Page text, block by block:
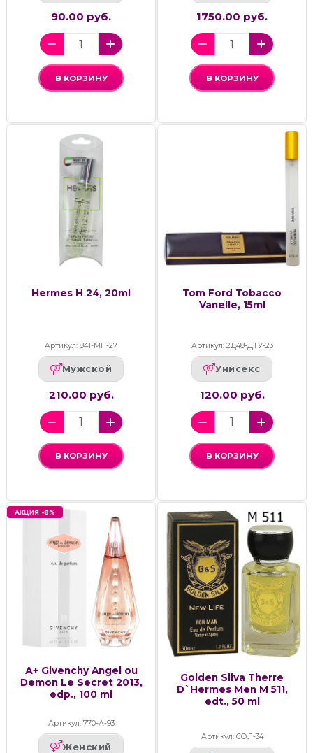
90.00 руб.
В КОРЗИНУ
1750.00 руб.
В КОРЗИНУ
Hermes H 24, 20ml
Артикул: 841-МП-27
Мужской
210.00 руб.
В КОРЗИНУ
Tom Ford Tobacco
Vanelle, 15ml
Артикул: 2Д48-ДТУ-23
Унисекс
120.00 руб.
В КОРЗИНУ
АКЦИЯ -8%
А+ Givenchy Angel ou
Demon Le Secret 2013,
edp., 100 ml
Артикул: 770-А-93
Женский
Golden Silva Therre
D`Hermes Men M 511,
edt., 50 ml
Артикул: СОЛ-34